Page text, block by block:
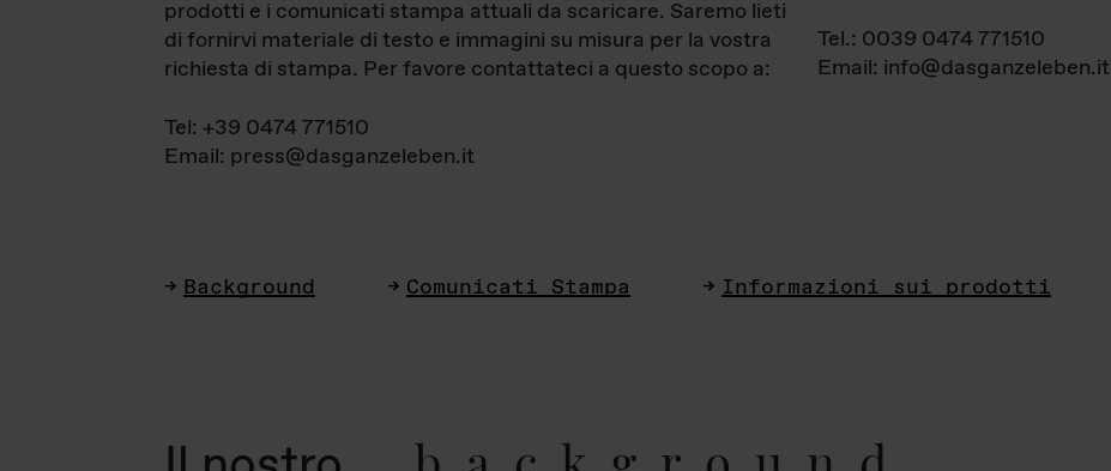
prodotti e i comunicati stampa attuali da scaricare. Saremo lieti
di fornirvi materiale di testo e immagini su misura per la vostra
richiesta di stampa. Per favore contattateci a questo scopo a:
Tel: +39 0474 771510
Email: press@dasganzeleben.it
Tel.: 0039 0474 771510
Email: info@dasganzeleben.it
Background Comunicati Stampa Informazioni sui prodotti